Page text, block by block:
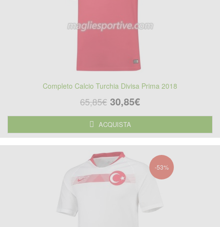
Completo Calcio Turchia Divisa Prima 2018
65,85€ 30,85€
ACQUISTA
-53%